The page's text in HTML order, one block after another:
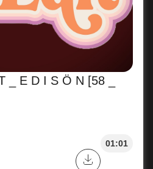
_ E D I S Ö N [58 _
01:01